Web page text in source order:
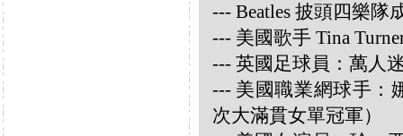
--- Beatles 披頭四樂隊
--- 美國歌手 Tina
--- 英國足球員：萬人
--- 美國職業網球手：
次大滿貫女單冠軍）